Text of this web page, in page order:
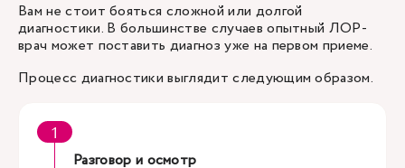
Вам не стоит бояться сложной или долгой
диагностики. В большинстве случаев опытный ЛОР-
врач может поставить диагноз уже на первом приеме.
Процесс диагностики выглядит следующим образом.
Разговор и осмотр